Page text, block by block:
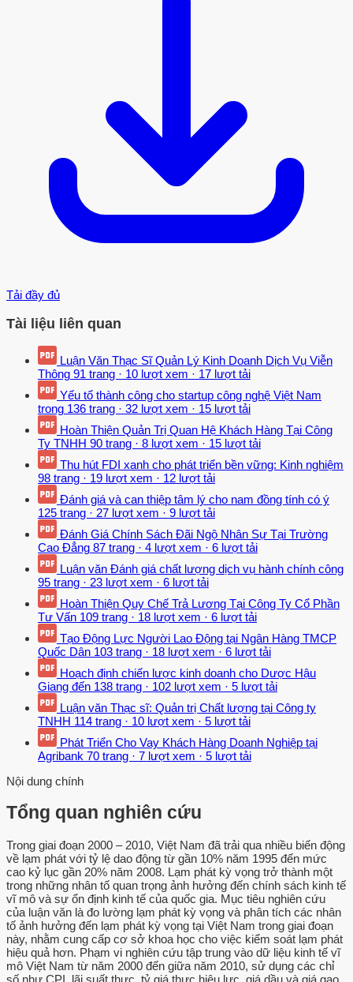
Tải đầy đủ
Tài liệu liên quan
Luận Văn Thạc Sĩ Quản Lý Kinh Doanh Dịch Vụ Viễn
Thông 91 trang · 10 lượt xem · 17 lượt tải
Yếu tố thành công cho startup công nghệ Việt Nam
trong 136 trang · 32 lượt xem · 15 lượt tải
Hoàn Thiện Quản Trị Quan Hệ Khách Hàng Tại Công
Ty TNHH 90 trang · 8 lượt xem · 15 lượt tải
Thu hút FDI xanh cho phát triển bền vững: Kinh nghiệm
98 trang · 19 lượt xem · 12 lượt tải
Đánh giá và can thiệp tâm lý cho nam đồng tính có ý
125 trang · 27 lượt xem · 9 lượt tải
Đánh Giá Chính Sách Đãi Ngộ Nhân Sự Tại Trường
Cao Đẳng 87 trang · 4 lượt xem · 6 lượt tải
Luận văn Đánh giá chất lượng dịch vụ hành chính công
95 trang · 23 lượt xem · 6 lượt tải
Hoàn Thiện Quy Chế Trả Lương Tại Công Ty Cổ Phần
Tư Vấn 109 trang · 18 lượt xem · 6 lượt tải
Tạo Động Lực Người Lao Động tại Ngân Hàng TMCP
Quốc Dân 103 trang · 18 lượt xem · 6 lượt tải
Hoạch định chiến lược kinh doanh cho Dược Hậu
Giang đến 138 trang · 102 lượt xem · 5 lượt tải
Luận văn Thạc sĩ: Quản trị Chất lượng tại Công ty
TNHH 114 trang · 10 lượt xem · 5 lượt tải
Phát Triển Cho Vay Khách Hàng Doanh Nghiệp tại
Agribank 70 trang · 7 lượt xem · 5 lượt tải
Nội dung chính
Tổng quan nghiên cứu
Trong giai đoạn 2000 – 2010, Việt Nam đã trải qua nhiều biến động
về lạm phát với tỷ lệ dao động từ gần 10% năm 1995 đến mức
cao kỷ lục gần 20% năm 2008. Lạm phát kỳ vọng trở thành một
trong những nhân tố quan trọng ảnh hưởng đến chính sách kinh tế
vĩ mô và sự ổn định kinh tế của quốc gia. Mục tiêu nghiên cứu
của luận văn là đo lường lạm phát kỳ vọng và phân tích các nhân
tố ảnh hưởng đến lạm phát kỳ vọng tại Việt Nam trong giai đoạn
này, nhằm cung cấp cơ sở khoa học cho việc kiểm soát lạm phát
hiệu quả hơn. Phạm vi nghiên cứu tập trung vào dữ liệu kinh tế vĩ
mô Việt Nam từ năm 2000 đến giữa năm 2010, sử dụng các chỉ
số như CPI, lãi suất thực, tỷ giá thực hiệu lực, giá dầu và giá gạo.